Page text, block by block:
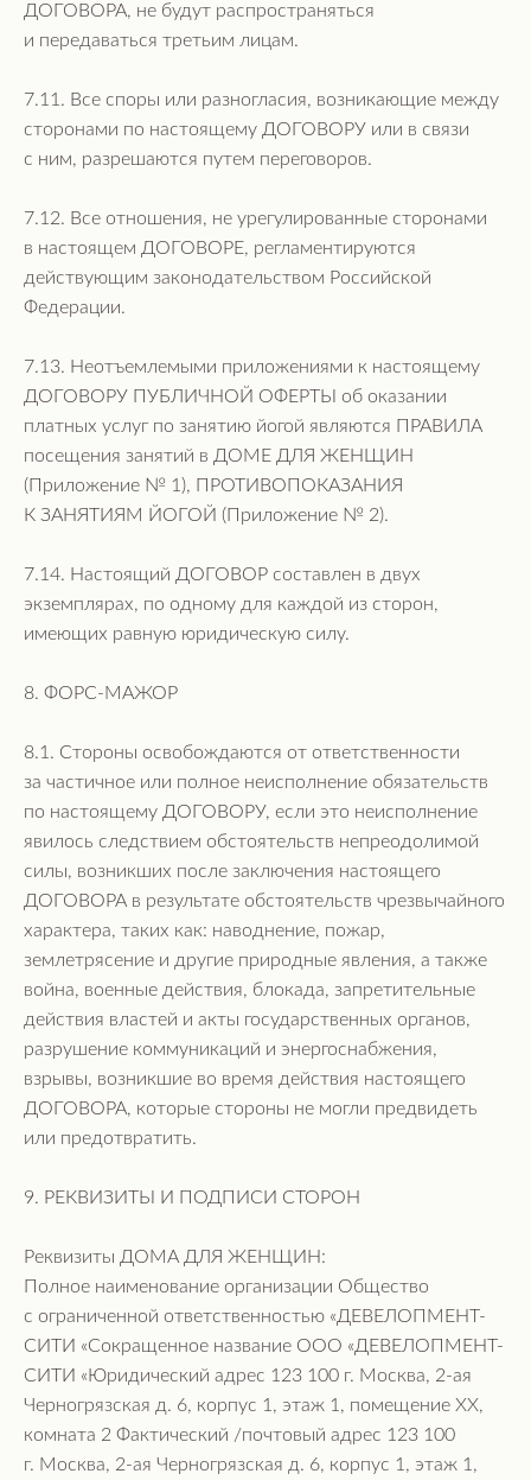
ДОГОВОРА, не будут распространяться
и передаваться третьим лицам.
7.11. Все споры или разногласия, возникающие между
сторонами по настоящему ДОГОВОРУ или в связи
с ним, разрешаются путем переговоров.
7.12. Все отношения, не урегулированные сторонами
в настоящем ДОГОВОРЕ, регламентируются
действующим законодательством Российской
Федерации.
7.13. Неотъемлемыми приложениями к настоящему
ДОГОВОРУ ПУБЛИЧНОЙ ОФЕРТЫ об оказании
платных услуг по занятию йогой являются ПРАВИЛА
посещения занятий в ДОМЕ ДЛЯ ЖЕНЩИН
(Приложение № 1), ПРОТИВОПОКАЗАНИЯ
К ЗАНЯТИЯМ ЙОГОЙ (Приложение № 2).
7.14. Настоящий ДОГОВОР составлен в двух
экземплярах, по одному для каждой из сторон,
имеющих равную юридическую силу.
8. ФОРС-МАЖОР
8.1. Стороны освобождаются от ответственности
за частичное или полное неисполнение обязательств
по настоящему ДОГОВОРУ, если это неисполнение
явилось следствием обстоятельств непреодолимой
силы, возникших после заключения настоящего
ДОГОВОРА в результате обстоятельств чрезвычайного
характера, таких как: наводнение, пожар,
землетрясение и другие природные явления, а также
война, военные действия, блокада, запретительные
действия властей и акты государственных органов,
разрушение коммуникаций и энергоснабжения,
взрывы, возникшие во время действия настоящего
ДОГОВОРА, которые стороны не могли предвидеть
или предотвратить.
9. РЕКВИЗИТЫ И ПОДПИСИ СТОРОН
Реквизиты ДОМА ДЛЯ ЖЕНЩИН:
Полное наименование организации Общество
с ограниченной ответственностью «ДЕВЕЛОПМЕНТ-
СИТИ «Сокращенное название ООО «ДЕВЕЛОПМЕНТ-
СИТИ «Юридический адрес 123 100 г. Москва, 2-ая
Черногрязская д. 6, корпус 1, этаж 1, помещение ХХ,
комната 2 Фактический /почтовый адрес 123 100
г. Москва, 2-ая Черногрязская д. 6, корпус 1, этаж 1,